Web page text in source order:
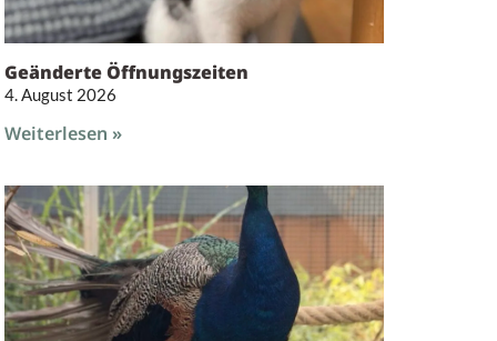
Geänderte Öffnungszeiten
4. August 2026
Weiterlesen »